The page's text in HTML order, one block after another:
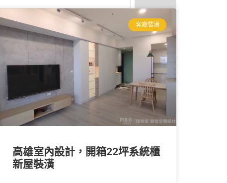
客廳裝潢
高雄室內設計，開箱22坪系統櫃
新屋裝潢